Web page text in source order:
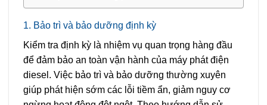
1. Bảo trì và bảo dưỡng định kỳ
Kiểm tra định kỳ là nhiệm vụ quan trọng hàng đầu
để đảm bảo an toàn vận hành của máy phát điện
diesel. Việc bảo trì và bảo dưỡng thường xuyên
giúp phát hiện sớm các lỗi tiềm ẩn, giảm nguy cơ